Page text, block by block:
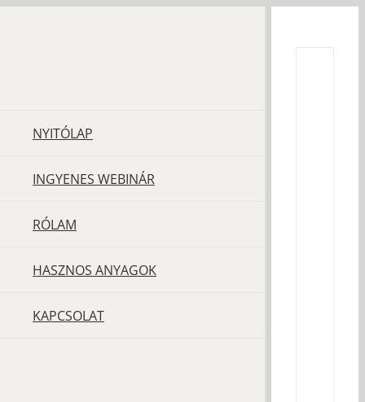
NYITÓLAP
INGYENES WEBINÁR
RÓLAM
HASZNOS ANYAGOK
KAPCSOLAT